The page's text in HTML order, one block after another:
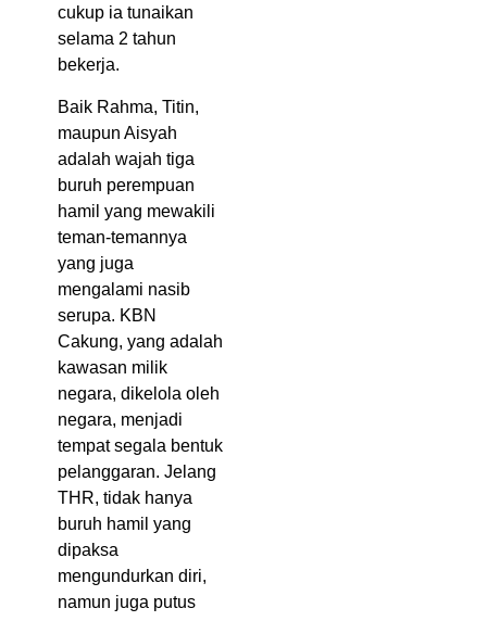
cukup ia tunaikan
selama 2 tahun
bekerja.
Baik Rahma, Titin,
maupun Aisyah
adalah wajah tiga
buruh perempuan
hamil yang mewakili
teman-temannya
yang juga
mengalami nasib
serupa. KBN
Cakung, yang adalah
kawasan milik
negara, dikelola oleh
negara, menjadi
tempat segala bentuk
pelanggaran. Jelang
THR, tidak hanya
buruh hamil yang
dipaksa
mengundurkan diri,
namun juga putus